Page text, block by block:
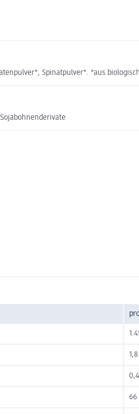
Spinatpulver*. *aus
66